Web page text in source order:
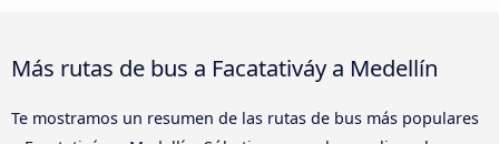
Más rutas de bus a Facatativáy a Medellín
Te mostramos un resumen de las rutas de bus más populares